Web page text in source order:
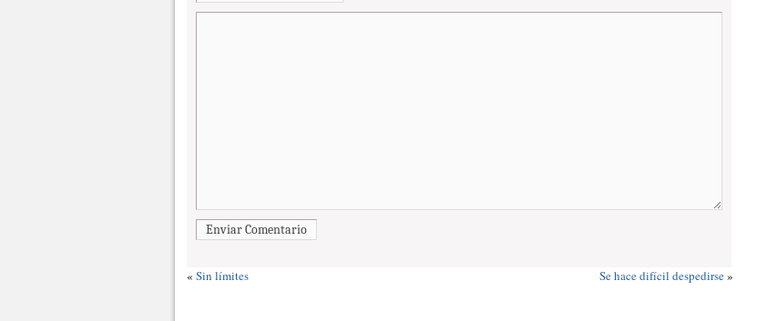
Enviar Comentario
« Sin límites Se hace difícil despedirse»